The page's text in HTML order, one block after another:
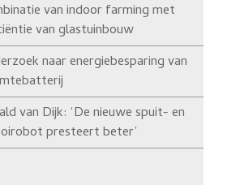
van indoor farming met
van glastuinbouw
naar energiebesparing van
van Dijk: ‘De nieuwe spuit- en
presteert beter’